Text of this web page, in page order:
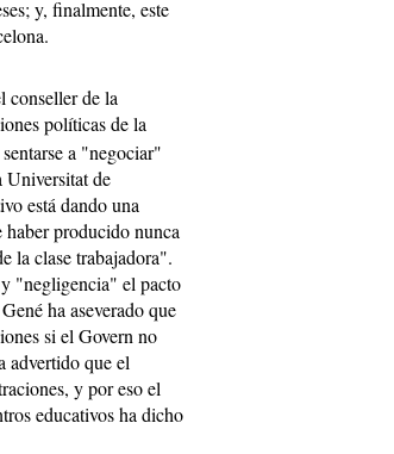
y, finalmente, este
conseller de la
políticas de la
a "negociar"
Universitat de
está dando una
producido nunca
la clase trabajadora".
"negligencia" el pacto
ha aseverado que
si el Govern no
advertido que el
y por eso el
educativos ha dicho